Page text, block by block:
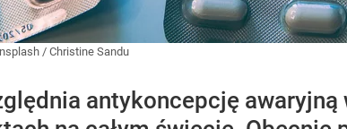
/ Christine Sandu
antykoncepcję